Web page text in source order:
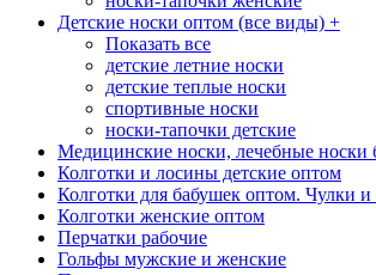
Детские носки оптом (все виды) +
Показать все
детские летние носки
детские теплые носки
спортивные носки
носки-тапочки детские
Медицинские носки, лечебные носки
Колготки и лосины детские оптом
Колготки для бабушек оптом. Чулки
Колготки женские оптом
Перчатки рабочие
Гольфы мужские и женские